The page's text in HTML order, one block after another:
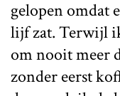
gelopen omdat
lijf zat. Terwijl
om nooit meer
zonder eerst